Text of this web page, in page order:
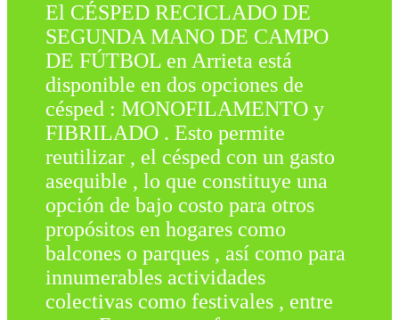
El CÉSPED RECICLADO DE
SEGUNDA MANO DE CAMPO
DE FÚTBOL en Arrieta está
disponible en dos opciones de
césped : MONOFILAMENTO y
FIBRILADO . Esto permite
reutilizar , el césped con un gasto
asequible , lo que constituye una
opción de bajo costo para otros
propósitos en hogares como
balcones o parques , así como para
innumerables actividades
colectivas como festivales , entre